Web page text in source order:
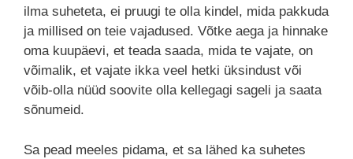
ilma suheteta, ei pruugi te olla kindel, mida pakkuda
ja millised on teie vajadused. Võtke aega ja hinnake
oma kuupäevi, et teada saada, mida te vajate, on
võimalik, et vajate ikka veel hetki üksindust või
võib-olla nüüd soovite olla kellegagi sageli ja saata
sõnumeid.
Sa pead meeles pidama, et sa lähed ka suhetes